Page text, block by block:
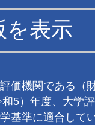
を表示
価機関である（
5）年度、大学
基準に適合して